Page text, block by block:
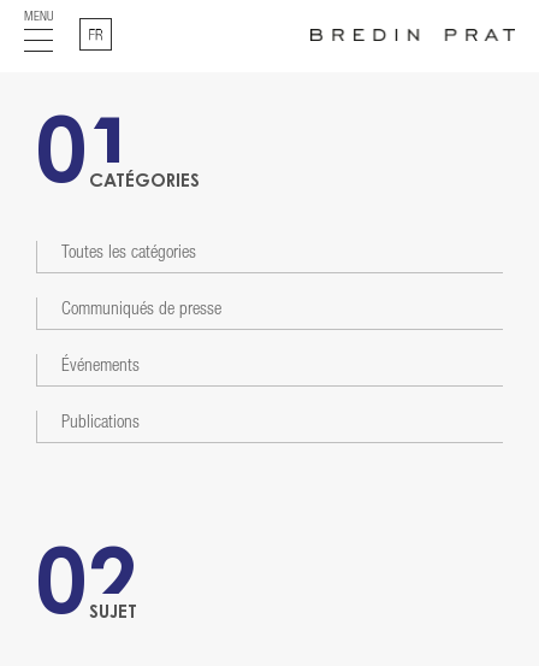
MENU Français
CATÉGORIES
01
Toutes les catégories
Communiqués de presse
Événements
Publications
SUJET
02